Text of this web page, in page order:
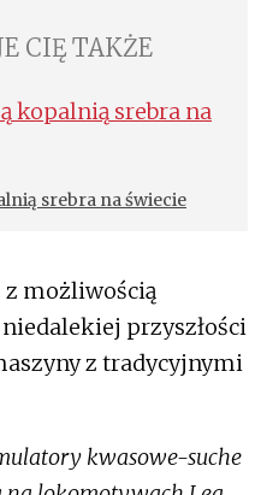
CIĘ TAKŻE
srebra na świecie
możliwością
przyszłości
z tradycyjnymi
kwasowe-suche